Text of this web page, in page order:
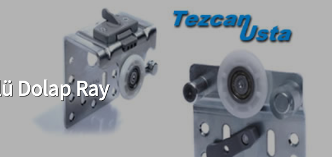
Dolap Ray